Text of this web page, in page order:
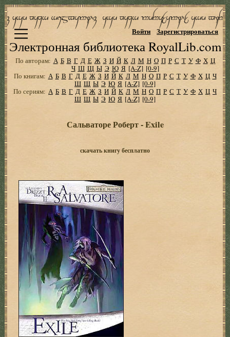
Электронная библиотека RoyalLib.com
Войти Зарегистрироваться
По авторам: А Б В Г Д Е Ж З И Й К Л М Н О П Р С Т У Ф Х Ц
Ч Ш Щ Ы Э Ю Я [A-Z] [0-9]
По книгам: А Б В Г Д Е Ж З И Й К Л М Н О П Р С Т У Ф Х Ц Ч
Ш Щ Ы Э Ю Я [A-Z] [0-9]
По сериям: А Б В Г Д Е Ж З И Й К Л М Н О П Р С Т У Ф Х Ц Ч
Ш Щ Ы Э Ю Я [A-Z] [0-9]
Сальваторе Роберт - Exile
скачать книгу бесплатно